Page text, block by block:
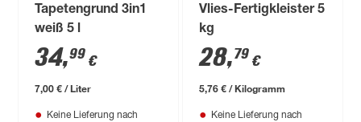
Tapetengrund 3in1
weiß 5 l
34,99 €
7,00 € / Liter
Keine Lieferung nach
Vlies-Fertigkleister 5
kg
28,79 €
5,76 € / Kilogramm
Keine Lieferung nach